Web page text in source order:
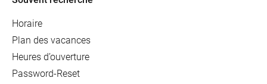
Horaire
Plan des vacances
Heures d’ouverture
Password-Reset